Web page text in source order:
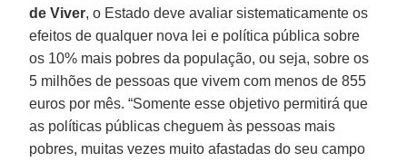
de Viver, o Estado deve avaliar sistematicamente os
efeitos de qualquer nova lei e política pública sobre
os 10% mais pobres da população, ou seja, sobre os
5 milhões de pessoas que vivem com menos de 855
euros por mês. “Somente esse objetivo permitirá que
as políticas públicas cheguem às pessoas mais
pobres, muitas vezes muito afastadas do seu campo